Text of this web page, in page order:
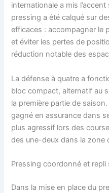
internationale a mis
pressing a été calqué sur
efficaces : accompagner le
et éviter les pertes de
réduction notable des
La défense à quatre a
bloc compact, alternatif au
la première partie de
gagné en assurance dans
plus agressif lors des
des une-deux dans la zone
Pressing coordonné et repli
Dans la mise en place du